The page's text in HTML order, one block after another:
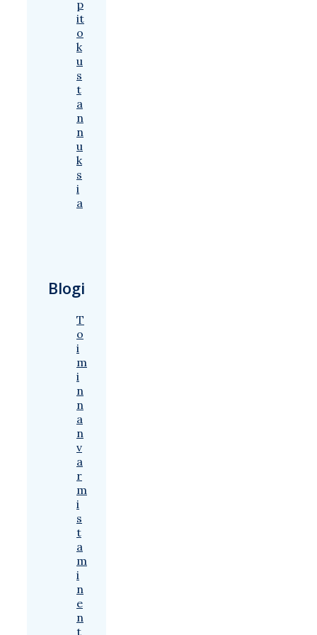
p
it
o
k
u
s
t
a
n
n
u
k
s
i
a
Blogi
T
o
i
m
i
n
n
a
n
v
a
r
m
i
s
t
a
m
i
n
e
n
t